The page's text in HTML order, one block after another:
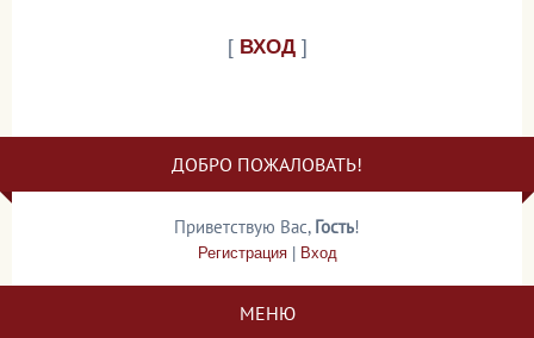
[ ВХОД]
ДОБРО ПОЖАЛОВАТЬ!
Приветствую Вас, Гость!
Регистрация| Вход
МЕНЮ